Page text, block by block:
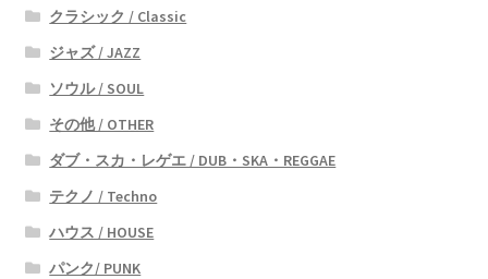
クラシック / Classic
ジャズ / JAZZ
ソウル / SOUL
その他 / OTHER
ダブ・スカ・レゲエ / DUB・SKA・REGGAE
テクノ / Techno
ハウス / HOUSE
パンク/ PUNK